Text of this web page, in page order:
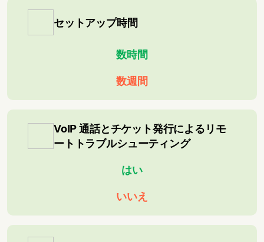
セットアップ時間
数時間
数週間
VoIP 通話とチケット発行によるリモ
ートトラブルシューティング
はい
いいえ